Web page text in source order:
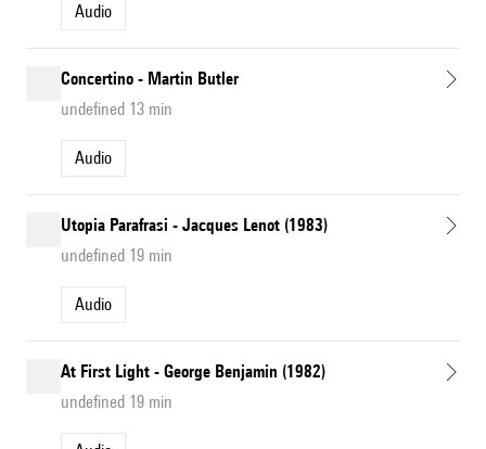
Audio
Concertino - Martin Butler
undefined 13 min
Audio
Utopia Parafrasi - Jacques Lenot (1983)
undefined 19 min
Audio
At First Light - George Benjamin (1982)
undefined 19 min